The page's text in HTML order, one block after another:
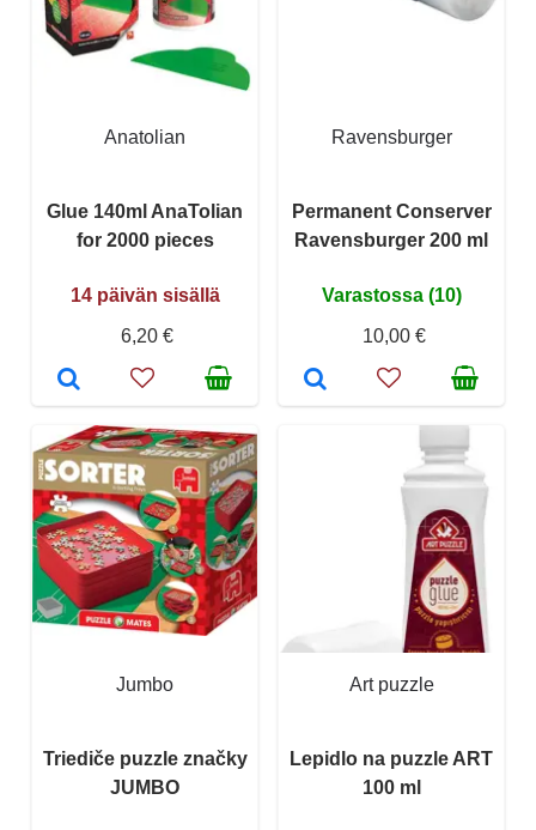
Anatolian
Glue 140ml AnaTolian
for 2000 pieces
14 päivän sisällä
6,20 €
Ravensburger
Permanent Conserver
Ravensburger 200 ml
Varastossa (10)
10,00 €
Jumbo
Triediče puzzle značky
JUMBO
Art puzzle
Lepidlo na puzzle ART
100 ml